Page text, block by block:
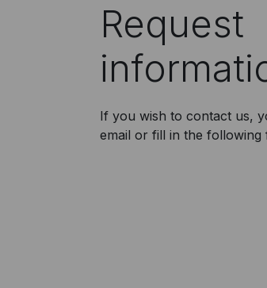
Request
If you wish to contact us,
email or fill in the following